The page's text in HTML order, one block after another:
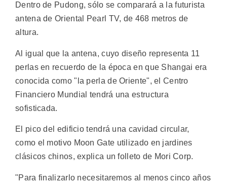
Dentro de Pudong, sólo se comparará a la futurista
antena de Oriental Pearl TV, de 468 metros de
altura.
Al igual que la antena, cuyo diseño representa 11
perlas en recuerdo de la época en que Shangai era
conocida como "la perla de Oriente", el Centro
Financiero Mundial tendrá una estructura
sofisticada.
El pico del edificio tendrá una cavidad circular,
como el motivo Moon Gate utilizado en jardines
clásicos chinos, explica un folleto de Mori Corp.
"Para finalizarlo necesitaremos al menos cinco años